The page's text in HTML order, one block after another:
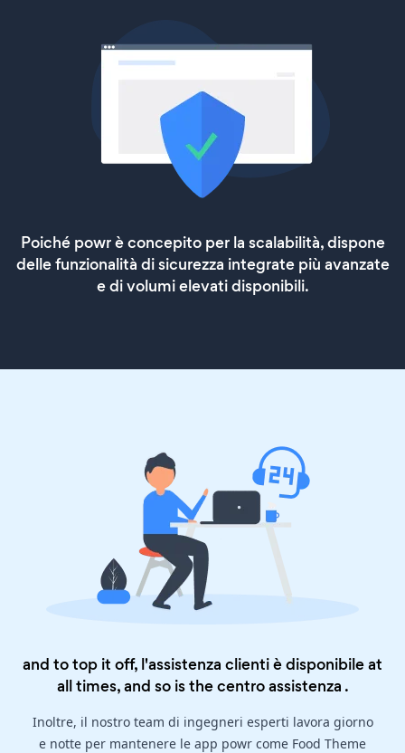
Poiché powr è concepito per la scalabilità, dispone
delle funzionalità di sicurezza integrate più avanzate
e di volumi elevati disponibili.
and to top it off, l'assistenza clienti è disponibile at
all times, and so is thecentro assistenza .
Inoltre, il nostro team di ingegneri esperti lavora giorno
e notte per mantenere le app powr come Food Theme